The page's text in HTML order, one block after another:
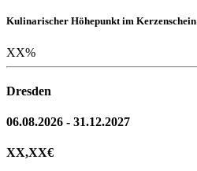
Kulinarischer Höhepunkt im Kerzenschein
XX%
Dresden
06.08.2026 - 31.12.2027
XX,XX€